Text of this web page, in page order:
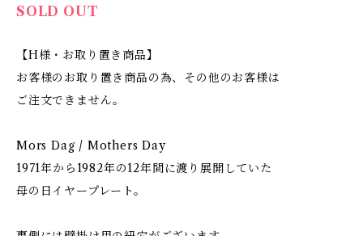
SOLD OUT
【H様・お取り置き商品】
お客様のお取り置き商品の為、その他のお客様は
ご注文できません。
Mors Dag / Mothers Day
1971年から1982年の12年間に渡り展開していた
母の日イヤープレート。